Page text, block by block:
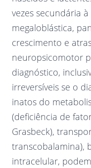
vezes secundária
megaloblástica,
crescimento e
neuropsicomotor
diagnóstico,
irreversíveis se o
inatos do
(deficiência de
Grasbeck),
transcobalamina),
intracelular,